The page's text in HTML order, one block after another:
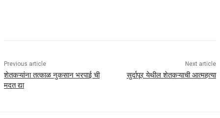
Previous article
शेतकऱ्यांना तत्काळ नुकसान भरपाई ची
मदत द्या
Next article
सुर्दापूर येथील शेतकऱ्याची आत्महत्या